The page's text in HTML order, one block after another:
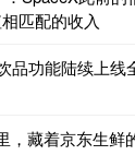
匹配的收入
品功能陆续上线
，藏着京东生鲜